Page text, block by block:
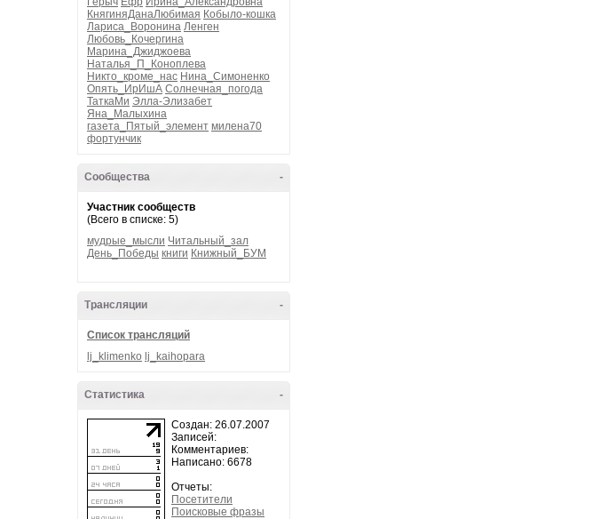
КнягиняДанаЛюбимая Кобыло-кошка
Лариса_Воронина Ленген
Любовь_Кочергина
Марина_Джиджоева
Наталья_П_Коноплева
Никто_кроме_нас Нина_Симоненко
Опять_ИрИшА Солнечная_погода
ТаткаМи Элла-Элизабет
Яна_Малыхина
газета_Пятый_элемент милена70
фортунчик
-
Сообщества
Участник сообществ
(Всего в списке: 5)
мудрые_мысли Читальный_зал
День_Победы книги Книжный_БУМ
-
Трансляции
Список трансляций
lj_klimenko lj_kaihopara
-
Статистика
Создан: 26.07.2007
Записей:
Комментариев:
Написано: 6678
Отчеты:
Посетители
Поисковые фразы